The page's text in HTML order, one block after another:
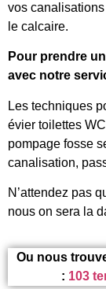
vos
le calcaire.
Pour prendre
avec notre
Les techniques
évier toilettes
pompage fosse
canalisation,
N’attendez pas
nous on sera la
Ou nous
: 103